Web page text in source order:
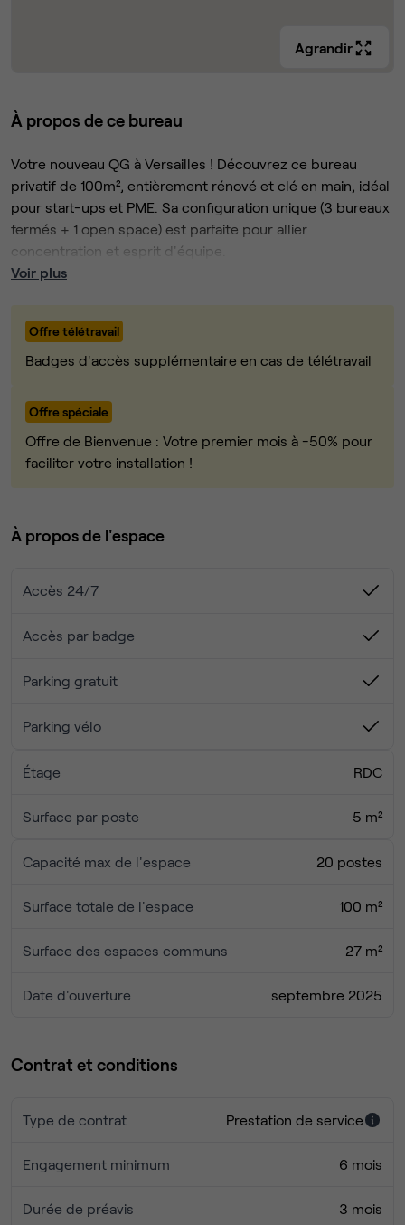
Agrandir
À propos de ce bureau
Votre nouveau QG à Versailles ! Découvrez ce bureau
privatif de 100m², entièrement rénové et clé en main, idéal
pour start-ups et PME. Sa configuration unique (3 bureaux
fermés + 1 open space) est parfaite pour allier
concentration et esprit d'équipe.
Les points forts, en bref :
fermés pour le travail de fond et d'un open space
convivial pour la collaboration.
🤝 Salle de Réunion Incluse : En plus de vos 100m²,
pers.) sur le palier, idéale pour vos rendez-vous
clients et présentations.
🚀 100% Plug & Play : Concentrez-vous sur votre
🅿️ Accès & Parking Exceptionnels : Un atout majeur !
Accès direct A86, transports (L, U, RER C, Bus), 10
aux alentours.
box de travails pour vos appels et d'une cuisine
C'est plus qu'un bureau, c'est un écosystème conçu pour
Voir plus
Offre télétravail
Badges d'accès supplémentaire en cas de télétravail
Offre spéciale
Offre de Bienvenue : Votre premier mois à -50% pour
faciliter votre installation !
À propos de l'espace
Accès 24/7
Accès par badge
Parking gratuit
Parking vélo
Étage RDC
Surface par poste 5 m²
Capacité max de l'espace 20 postes
Surface totale de l'espace 100 m²
Surface des espaces communs 27 m²
Date d'ouverture septembre 2025
Contrat et conditions
Type de contrat Prestation de service
Engagement minimum 6 mois
Durée de préavis 3 mois